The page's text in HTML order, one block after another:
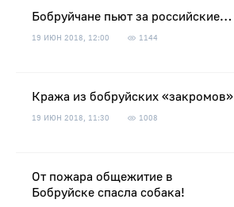
Бобруйчане пьют за российские…
19 ИЮН 2018, 12:00 1144
Кража из бобруйских «закромов»
19 ИЮН 2018, 11:30 1008
От пожара общежитие в
Бобруйске спасла собака!